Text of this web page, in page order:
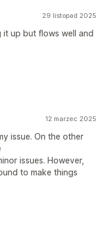
29 listopad 2025
up but flows well and
12 marzec 2025
issue. On the other
issues. However,
to make things